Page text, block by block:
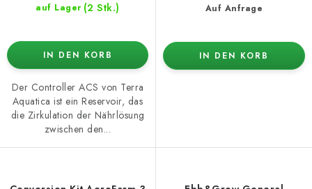
auf Lager (2 Stk.)
IN DEN KORB
Der Controller ACS von Terra
Aquatica ist ein Reservoir, das
die Zirkulation der Nährlösung
zwischen den...
Auf Anfrage
IN DEN KORB